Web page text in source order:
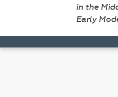
in the
Early